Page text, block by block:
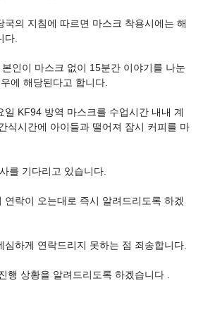
국의 지침에 따르면 마스크 착용시에는 해
다.
인이 마스크 없이 15분간 이야기를 나눈
에 해당된다고 합니다.
일 KF94 방역 마스크를 수업시간 내내 계
식시간에 아이들과 떨어져 잠시 커피를 마
를 기다리고 있습니다.
연락이 오는대로 즉시 알려드리도록 하겠
하게 연락드리지 못하는 점 죄송합니다.
행 상황을 알려드리도록 하겠습니다 .